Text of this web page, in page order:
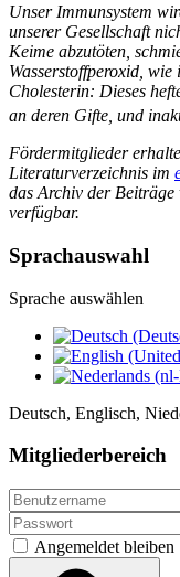
Unser Immunsystem
unserer Gesellschaft
Keime abzutöten,
Wasserstoffperoxid,
Cholesterin: Dieses
an deren Gifte, und
Fördermitglieder
Literaturverzeichnis im
das Archiv der
verfügbar.
Sprachauswahl
Sprache auswählen
Deutsch, Englisch,
Mitgliederbereich
Angemeldet bleiben